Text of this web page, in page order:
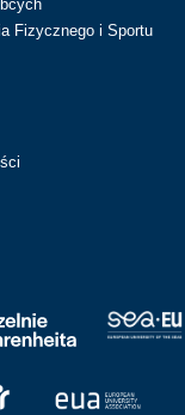
Fizycznego i Sportu